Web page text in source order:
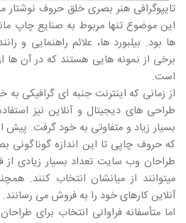
تایپوگرافی هنر بصری خلق حروف نوشتار
این موضوع تنها مربوط به صنایع چاپ
ها بود. بیلبورد ها، علائم راهنمایی و
برخی از نمونه هایی هستند که در آن ها
است.
از زمانی که اینترنت جنبه ای گرافیکی به
طراحی های دیجیتال و آنلاین نیز
بسیار زیاد و متفاوتی به خود گرفت. پیش
که حروف چاپی تا این اندازه گوناگونی
طراحان وب سایت تعداد بسیار زیادی از
میتوانند از میانشان انتخاب کنند.
آنلاین کارهای خود را به فروش می رسانند.
اما متأسفانه فراوانی انتخاب برای